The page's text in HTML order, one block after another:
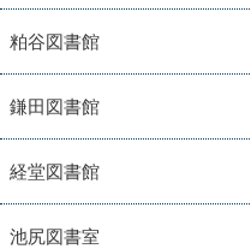
粕谷図書館
鎌田図書館
経堂図書館
池尻図書室